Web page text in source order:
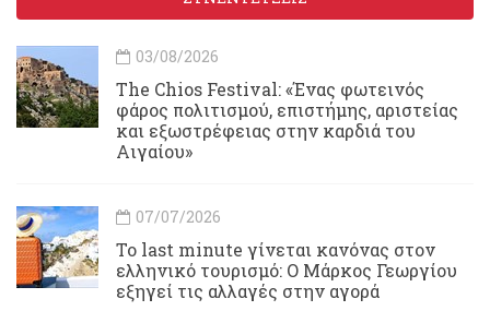
03/08/2026
Τhe Chios Festival: «Ένας φωτεινός
φάρος πολιτισμού, επιστήμης, αριστείας
και εξωστρέφειας στην καρδιά του
Αιγαίου»
07/07/2026
Το last minute γίνεται κανόνας στον
ελληνικό τουρισμό: Ο Μάρκος Γεωργίου
εξηγεί τις αλλαγές στην αγορά